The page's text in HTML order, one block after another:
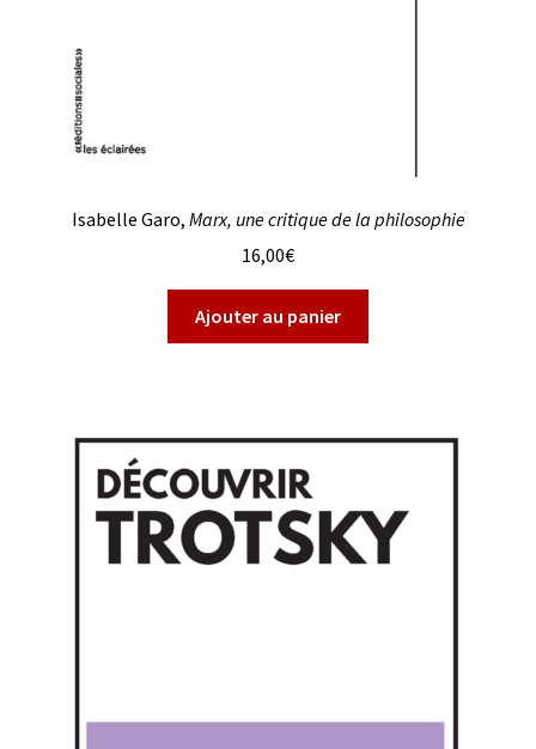
Isabelle Garo, Marx, une critique de la philosophie
16,00€
Ajouter au panier